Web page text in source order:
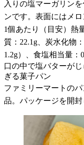
入りの塩マーガリン
ンです。表面にはメ
1個あたり（目安）熱
質：22.1g、炭水化物
1.2g）、食塩相当量：
口の中で塩バターが
ぎる菓子パン
ファミリーマートの
品。パッケージを開